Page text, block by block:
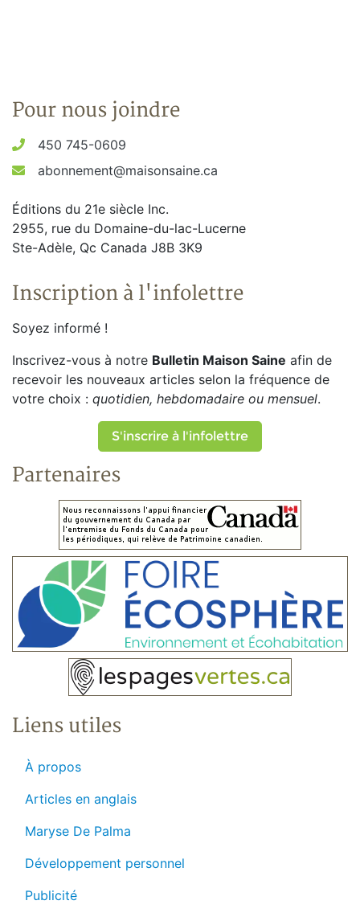
Pour nous joindre
450 745-0609
abonnement@maisonsaine.ca
Éditions du 21e siècle Inc.
2955, rue du Domaine-du-lac-Lucerne
Ste-Adèle, Qc Canada J8B 3K9
Inscription à l'infolettre
Soyez informé !
Inscrivez-vous à notre Bulletin Maison Saine afin de
recevoir les nouveaux articles selon la fréquence de
votre choix : quotidien, hebdomadaire ou mensuel.
S'inscrire à l'infolettre
Partenaires
Liens utiles
À propos
Articles en anglais
Maryse De Palma
Développement personnel
Publicité